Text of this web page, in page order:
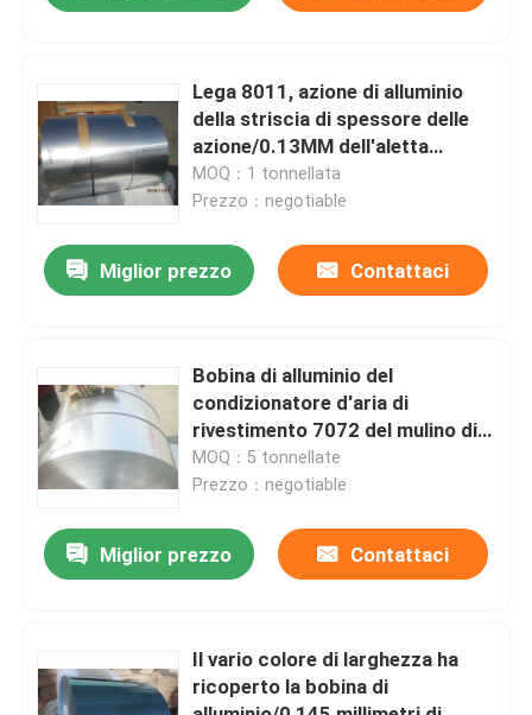
Prodotti
Video
Spettacolo VR
Visita alla fabbrica
Controllo della qualità
Contattaci
Casi
Lega 8011, azione di alluminio
della striscia di spessore delle
azione/0.13MM dell'aletta
dell'alluminio 1100
MOQ：1 tonnellata
Prezzo：negotiable
Miglior prezzo Contattaci
Bobina di alluminio del
condizionatore d'aria di
rivestimento 7072 del mulino di
0.13MM
MOQ：5 tonnellate
Prezzo：negotiable
Miglior prezzo Contattaci
Il vario colore di larghezza ha
ricoperto la bobina di